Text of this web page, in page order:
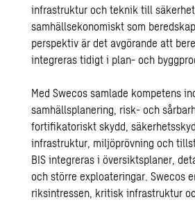
infrastruktur och teknik till
samhällsekonomiskt som
perspektiv är det avgörande att
integreras tidigt i plan- och
Med Swecos samlade kompetens
samhällsplanering, risk- och
fortifikatoriskt skydd,
infrastruktur, miljöprövning och
BIS integreras i översiktsplaner,
och större exploateringar. Swecos
riksintressen, kritisk infrastruktur